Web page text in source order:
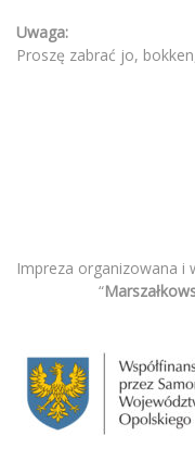
Uwaga:
Proszę zabrać jo,
Impreza organizowana i
“